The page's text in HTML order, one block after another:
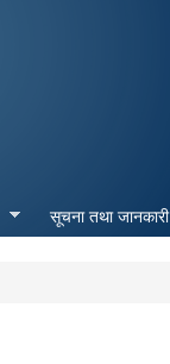
सूचना तथा जानकारी